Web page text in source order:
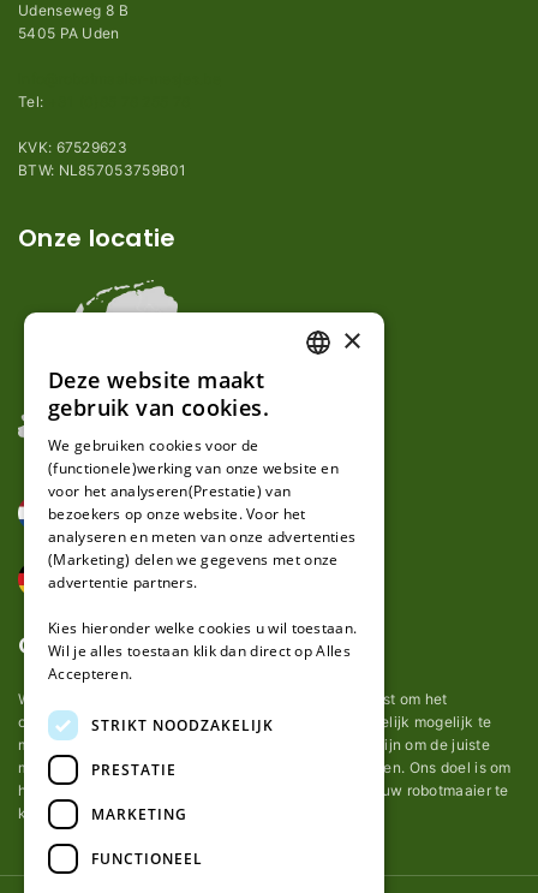
Udenseweg 8 B
5405 PA Uden
Tel:
KVK: 67529623
BTW: NL857053759B01
Onze locatie
Over ons
Wij van robotmaaier-mesjes.be doen ons uiterste best om het
onderhoud van robot grasmaaier mesjes zo gemakkelijk mogelijk te
maken. Uit ervaring merkten we hoe lastig het kan zijn om de juiste
messen voor een automatische grasmachine te vinden. Ons doel is om
het u makkelijk te maken om de goede mesjes voor uw robotmaaier te
kopen.
GERMAN
×
Deze website maakt
gebruik van cookies.
We gebruiken cookies voor de
(functionele)werking van onze website en
voor het analyseren(Prestatie) van
bezoekers op onze website. Voor het
analyseren en meten van onze advertenties
(Marketing) delen we gegevens met onze
advertentie partners.
Kies hieronder welke cookies u wil toestaan.
Wil je alles toestaan klik dan direct op Alles
Accepteren.
STRIKT NOODZAKELIJK
PRESTATIE
MARKETING
FUNCTIONEEL